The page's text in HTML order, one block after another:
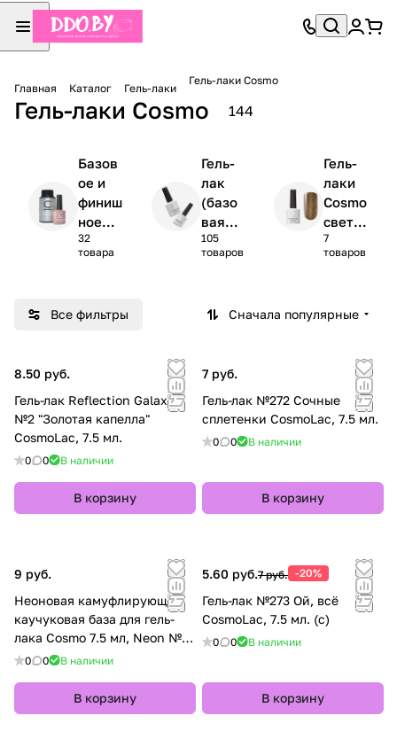
Главная Каталог Гель-лаки
Гель-лаки Cosmo
Гель-лаки Cosmo 144
Базов
ое и
финиш
ное
покры
тие
32
товара
Гель-
лак
(базо
вая
колле
кция)
105
товаров
Гель-
лаки
Cosmo
свето
отраж
ающи
tion
7
товаров
Все фильтры Сначала популярные
8.50 руб.
Гель-лак Reflection Galaxy
№2 "Золотая капелла"
CosmoLac, 7.5 мл.
0 0 В наличии
В корзину
7 руб.
Гель-лак №272 Сочные
сплетенки CosmoLac, 7.5 мл.
0 0 В наличии
В корзину
9 руб.
Неоновая камуфлирующая
каучуковая база для гель-
лака Cosmo 7.5 мл, Neon №4:
Полцарства за морковку
0 0 В наличии
В корзину
5.60 руб.7 руб. -20%
Гель-лак №273 Ой, всё
CosmoLac, 7.5 мл. (с)
0 0 В наличии
В корзину